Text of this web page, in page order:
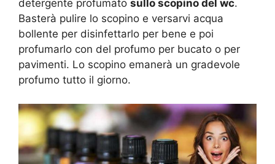
detergente profumato sullo scopino del wc.
Basterà pulire lo scopino e versarvi acqua
bollente per disinfettarlo per bene e poi
profumarlo con del profumo per bucato o per
pavimenti. Lo scopino emanerà un gradevole
profumo tutto il giorno.